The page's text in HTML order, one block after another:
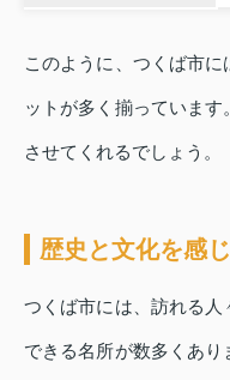
このように、つくば市
ットが多く揃っていま
させてくれるでしょう。
歴史と文化を感
つくば市には、訪れる
できる名所が数多くあ